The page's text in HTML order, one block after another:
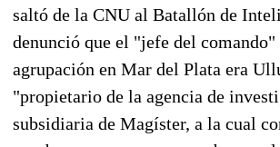
saltó de la CNU al Batallón de
denunció que el "jefe del comando"
agrupación en Mar del Plata era
"propietario de la agencia de
subsidiaria de Magíster, a la cual